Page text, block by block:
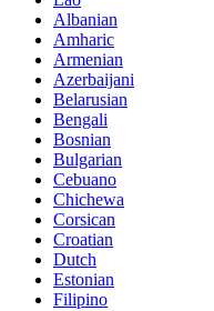
Albanian
Amharic
Armenian
Azerbaijani
Belarusian
Bengali
Bosnian
Bulgarian
Cebuano
Chichewa
Corsican
Croatian
Dutch
Estonian
Filipino